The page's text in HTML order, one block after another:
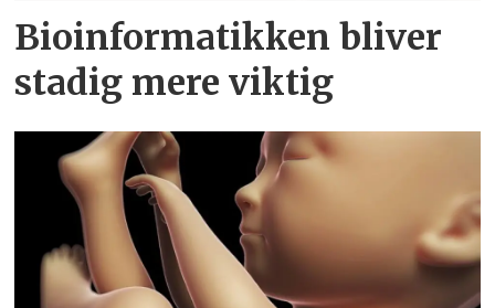
Bioinformatikken bliver
stadig mere viktig